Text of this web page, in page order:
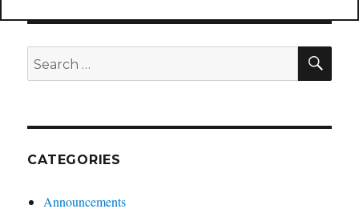
Search
for:
CATEGORIES
Announcements